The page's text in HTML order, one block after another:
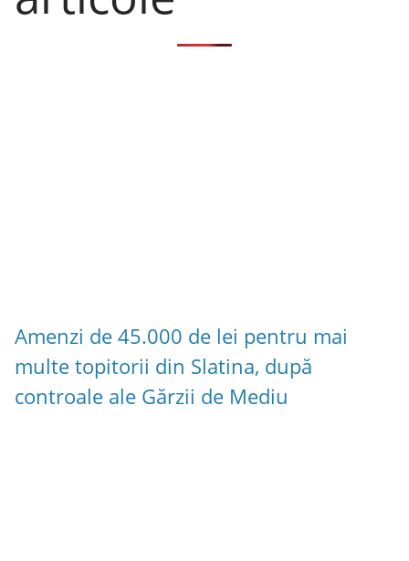
Amenzi de 45.000 de lei pentru mai
multe topitorii din Slatina, după
controale ale Gărzii de Mediu